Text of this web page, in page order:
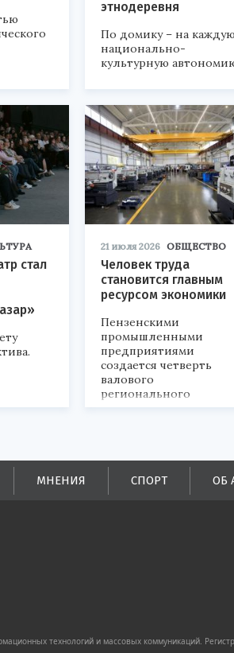
этнодеревня
По домику – на каждую
национально-
культурную
стал
21 июля 2026 ОБЩЕСТВО
Человек труда
становится главным
ресурсом экономики
Пензенскими
промышленными
предприятиями
создается четверть
валового
регионального
продукта и
бюджеты всех
МНЕНИЯ СПОРТ ОБ
технологий и массовых коммуникаций.